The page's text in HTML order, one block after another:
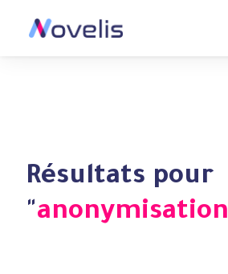
Résultats pour
"anonymisation